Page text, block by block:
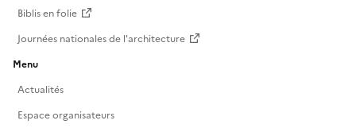
Biblis en folie
Journées nationales de l'architecture
Menu
Actualités
Espace organisateurs